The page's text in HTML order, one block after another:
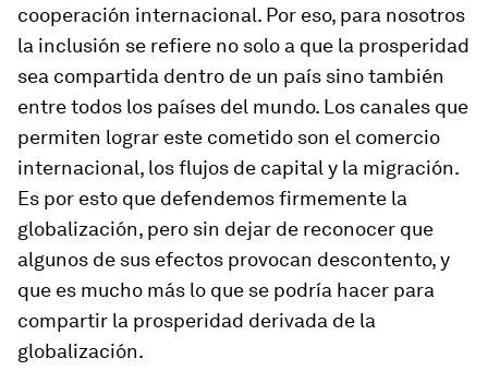
cooperación internacional. Por eso, para nosotros
la inclusión se refiere no solo a que la prosperidad
sea compartida dentro de un país sino también
entre todos los países del mundo. Los canales que
permiten lograr este cometido son el comercio
internacional, los flujos de capital y la migración.
Es por esto que defendemos firmemente la
globalización, pero sin dejar de reconocer que
algunos de sus efectos provocan descontento, y
que es mucho más lo que se podría hacer para
compartir la prosperidad derivada de la
globalización.